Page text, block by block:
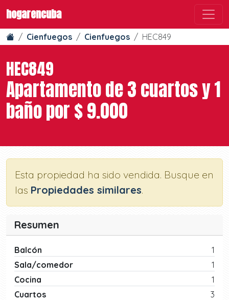
hogarencuba
Cienfuegos Cienfuegos HEC849
HEC849
Apartamento de 3 cuartos y 1
baño por $ 9.000
Esta propiedad ha sido vendida. Busque en
las Propiedades similares.
Resumen
Balcón
1
Sala/comedor
1
Cocina
1
Cuartos
3